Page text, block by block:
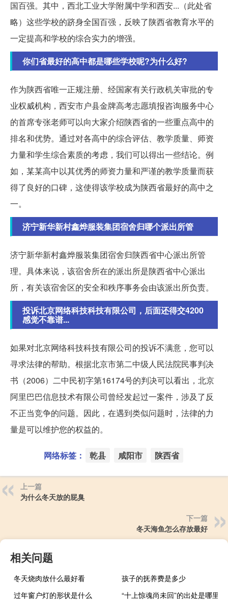
国百强。其中，西北工业大学附属中学和西安...（此处省
略）这些学校的跻身全国百强，反映了陕西省教育水平的
一定提高和学校的综合实力的增强。
你们省最好的高中都是哪些学校呢?为什么好?
作为陕西省唯一正规注册、经国家有关行政机关审批的专
业权威机构，西安市户县金牌高考志愿填报咨询服务中心
的首席专张老师可以向大家介绍陕西省的一些重点高中的
排名和优势。通过对各高中的综合评估、教学质量、师资
力量和学生综合素质的考虑，我们可以得出一些结论。例
如，某某高中以其优秀的师资力量和严谨的教学质量而获
得了良好的口碑，这使得该学校成为陕西省最好的高中之
一。
济宁新华新村鑫烨服装集团宿舍归哪个派出所管
济宁新华新村鑫烨服装集团宿舍归陕西省中心派出所管
理。具体来说，该宿舍所在的派出所是陕西省中心派出
所，有关该宿舍区的安全和秩序事务会由该派出所负责。
投诉北京网络科技科技有限公司，后面还得交4200
感觉不靠谱...
如果对北京网络科技科技有限公司的投诉不满意，您可以
寻求法律的帮助。根据北京市第二中级人民法院民事判决
书（2006）二中民初字第16174号的判决可以看出，北京
阿里巴巴信息技术有限公司曾经发起过一案件，涉及了反
不正当竞争的问题。因此，在遇到类似问题时，法律的力
量是可以维护您的权益的。
网络标签： 乾县 咸阳市 陕西省
上一篇
为什么冬天放的屁臭
下一篇
冬天海鱼怎么存放最好
相关问题
冬天烧肉放什么最好看
孩子的抚养费是多少
过年窗户灯的形状是什么
“十上惊魂尚未回”的出处是哪里